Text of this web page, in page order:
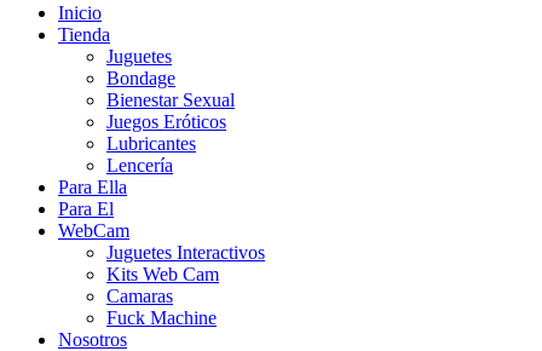
Inicio
Tienda
Juguetes
Bondage
Bienestar Sexual
Juegos Eróticos
Lubricantes
Lencería
Para Ella
Para El
WebCam
Juguetes Interactivos
Kits Web Cam
Camaras
Fuck Machine
Nosotros